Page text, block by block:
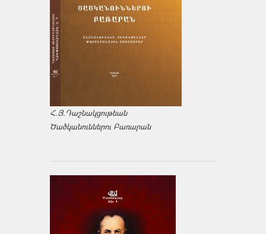
Հ.Յ.Դաշնակցութեան
Ծածկանուններու Բառարան